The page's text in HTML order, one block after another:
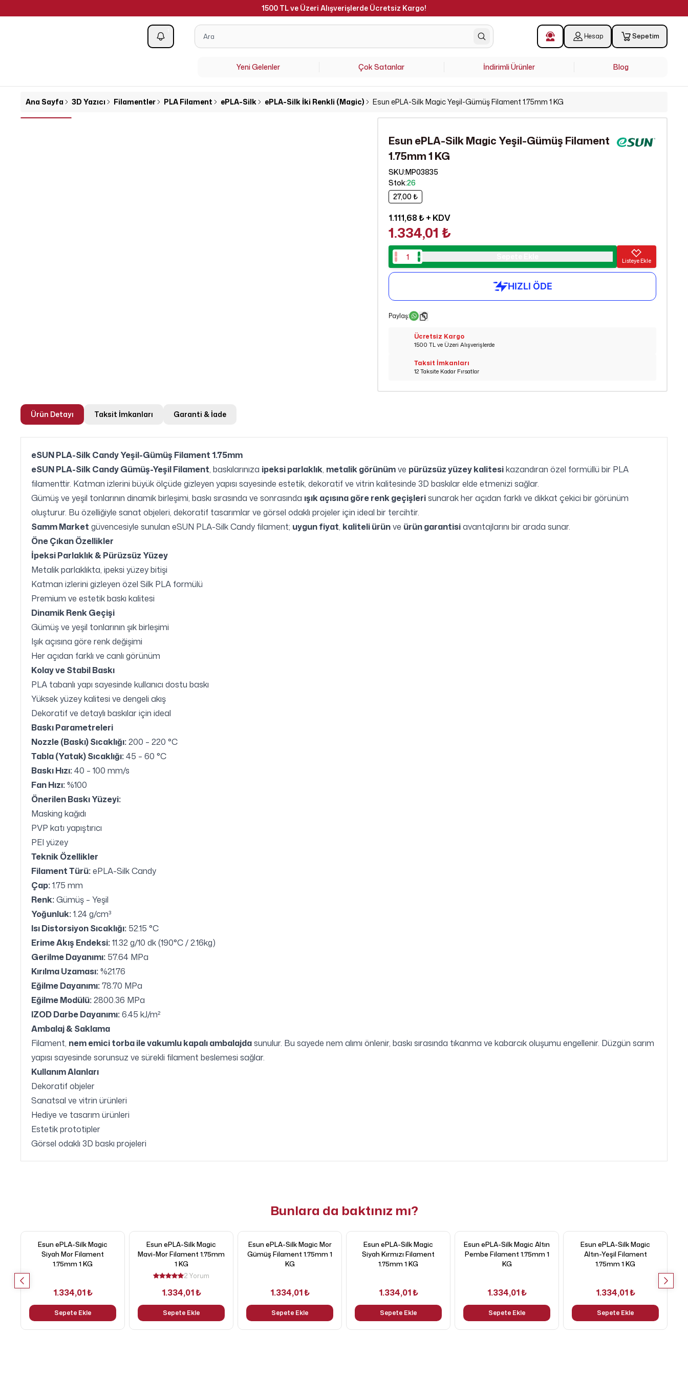
Hafta İçi Saat 15.00'a Kadar Verilen Siparişler Aynı Gün Kargoda !
Hesap 0 Sepetim
Yeni Gelenler Çok Satanlar İndirimli Ürünler Blog
Ana Sayfa 3D Yazıcı Filamentler PLA Filament ePLA-Silk ePLA-Silk İki Renkli (Magic) Esun ePLA-Silk Magic Yeşil-Gümüş Filament 1.75mm 1 KG
Esun ePLA-Silk Magic Yeşil-Gümüş Filament
1.75mm 1 KG
SKU:MP03835
Stok:26
27,00 ₺
1.111,68 ₺+ KDV
1.334,01 ₺
Listeye Ekle
Paylaş:
Ücretsiz Kargo
1500 TL ve Üzeri Alışverişlerde
Taksit İmkanları
12 Taksite Kadar Fırsatlar
Ürün Detayı Taksit İmkanları Garanti & İade
eSUN PLA-Silk Candy Yeşil-Gümüş Filament 1.75mm
eSUN PLA-Silk Candy Gümüş-Yeşil Filament, baskılarınıza ipeksi parlaklık, metalik görünümve pürüzsüz yüzey kalitesikazandıran özel formüllü bir PLA
filamenttir. Katman izlerini büyük ölçüde gizleyen yapısı sayesinde estetik, dekoratif ve vitrin kalitesinde 3D baskılar elde etmenizi sağlar.
Gümüş ve yeşil tonlarının dinamik birleşimi, baskı sırasında ve sonrasında ışık açısına göre renk geçişlerisunarak her açıdan farklı ve dikkat çekici bir görünüm
oluşturur. Bu özelliğiyle sanat objeleri, dekoratif tasarımlar ve görsel odaklı projeler için ideal bir tercihtir.
Samm Market güvencesiyle sunulan eSUN PLA-Silk Candy filament; uygun fiyat, kaliteli ürünve ürün garantisiavantajlarını bir arada sunar.
Öne Çıkan Özellikler
İpeksi Parlaklık & Pürüzsüz Yüzey
Metalik parlaklıkta, ipeksi yüzey bitişi
Katman izlerini gizleyen özel Silk PLA formülü
Premium ve estetik baskı kalitesi
Dinamik Renk Geçişi
Gümüş ve yeşil tonlarının şık birleşimi
Işık açısına göre renk değişimi
Her açıdan farklı ve canlı görünüm
Kolay ve Stabil Baskı
PLA tabanlı yapı sayesinde kullanıcı dostu baskı
Yüksek yüzey kalitesi ve dengeli akış
Dekoratif ve detaylı baskılar için ideal
Baskı Parametreleri
Nozzle (Baskı) Sıcaklığı:200 – 220 °C
Tabla (Yatak) Sıcaklığı:45 – 60 °C
Baskı Hızı:40 – 100 mm/s
Fan Hızı:%100
Önerilen Baskı Yüzeyi:
Masking kağıdı
PVP katı yapıştırıcı
PEI yüzey
Teknik Özellikler
Filament Türü:ePLA-Silk Candy
Çap:1.75 mm
Renk:Gümüş – Yeşil
Yoğunluk:1.24 g/cm³
Isı Distorsiyon Sıcaklığı: 52.15 °C
Erime Akış Endeksi:11.32 g/10 dk (190°C / 2.16kg)
Gerilme Dayanımı: 57.64 MPa
Kırılma Uzaması:%21.76
Eğilme Dayanımı:78.70 MPa
Eğilme Modülü:2800.36 MPa
IZOD Darbe Dayanımı:6.45 kJ/m²
Ambalaj & Saklama
Filament, nem emici torba ile vakumlu kapalı ambalajdasunulur. Bu sayede nem alımı önlenir, baskı sırasında tıkanma ve kabarcık oluşumu engellenir. Düzgün sarım
yapısı sayesinde sorunsuz ve sürekli filament beslemesi sağlar.
Kullanım Alanları
Dekoratif objeler
Sanatsal ve vitrin ürünleri
Hediye ve tasarım ürünleri
Estetik prototipler
Görsel odaklı 3D baskı projeleri
Bunlara da baktınız mı?
Esun ePLA-Silk Magic
Siyah Mor Filament
1.75mm 1 KG
1.334,01 ₺
Sepete Ekle
Esun ePLA-Silk Magic
Mavi-Mor Filament 1.75mm
1 KG
2 Yorum
1.334,01 ₺
Sepete Ekle
Esun ePLA-Silk Magic Mor
Gümüş Filament 1.75mm 1
KG
1.334,01 ₺
Sepete Ekle
Esun ePLA-Silk Magic
Siyah Kırmızı Filament
1.75mm 1 KG
1.334,01 ₺
Sepete Ekle
Esun ePLA-Silk Magic Altın
Pembe Filament 1.75mm 1
KG
1.334,01 ₺
Sepete Ekle
Esun ePLA-Silk Magic
Altın-Yeşil Filament
1.75mm 1 KG
1.334,01 ₺
Sepete Ekle